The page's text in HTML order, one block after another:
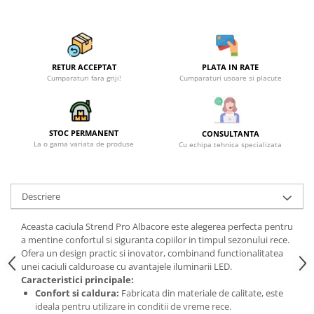
RETUR ACCEPTAT
Cumparaturi fara griji!
PLATA IN RATE
Cumparaturi usoare si placute
STOC PERMANENT
La o gama variata de produse
CONSULTANTA
Cu echipa tehnica specializata
Descriere
Aceasta caciula Strend Pro Albacore este alegerea perfecta pentru
a mentine confortul si siguranta copiilor in timpul sezonului rece.
Ofera un design practic si inovator, combinand functionalitatea
unei caciuli calduroase cu avantajele iluminarii LED.
Caracteristici principale:
Confort si caldura: Fabricata din materiale de calitate, este
ideala pentru utilizare in conditii de vreme rece.